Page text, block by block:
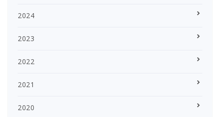
2024
2023
2022
2021
2020